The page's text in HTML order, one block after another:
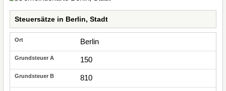
Steuersätze in Berlin, Stadt
Berlin
150
810